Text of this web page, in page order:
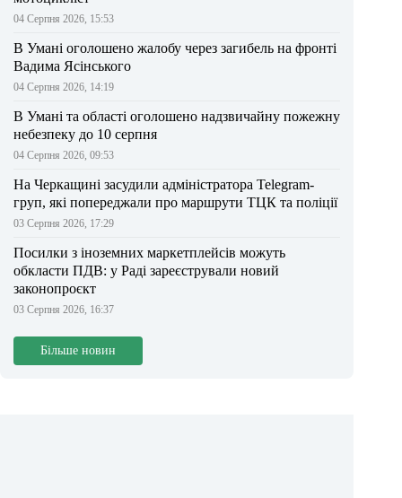
04 Серпня 2026, 15:53
В Умані оголошено жалобу через загибель на фронті
Вадима Ясінського
04 Серпня 2026, 14:19
В Умані та області оголошено надзвичайну пожежну
небезпеку до 10 серпня
04 Серпня 2026, 09:53
На Черкащині засудили адміністратора Telegram-
груп, які попереджали про маршрути ТЦК та поліції
03 Серпня 2026, 17:29
Посилки з іноземних маркетплейсів можуть
обкласти ПДВ: у Раді зареєстрували новий
законопроєкт
03 Серпня 2026, 16:37
Більше новин